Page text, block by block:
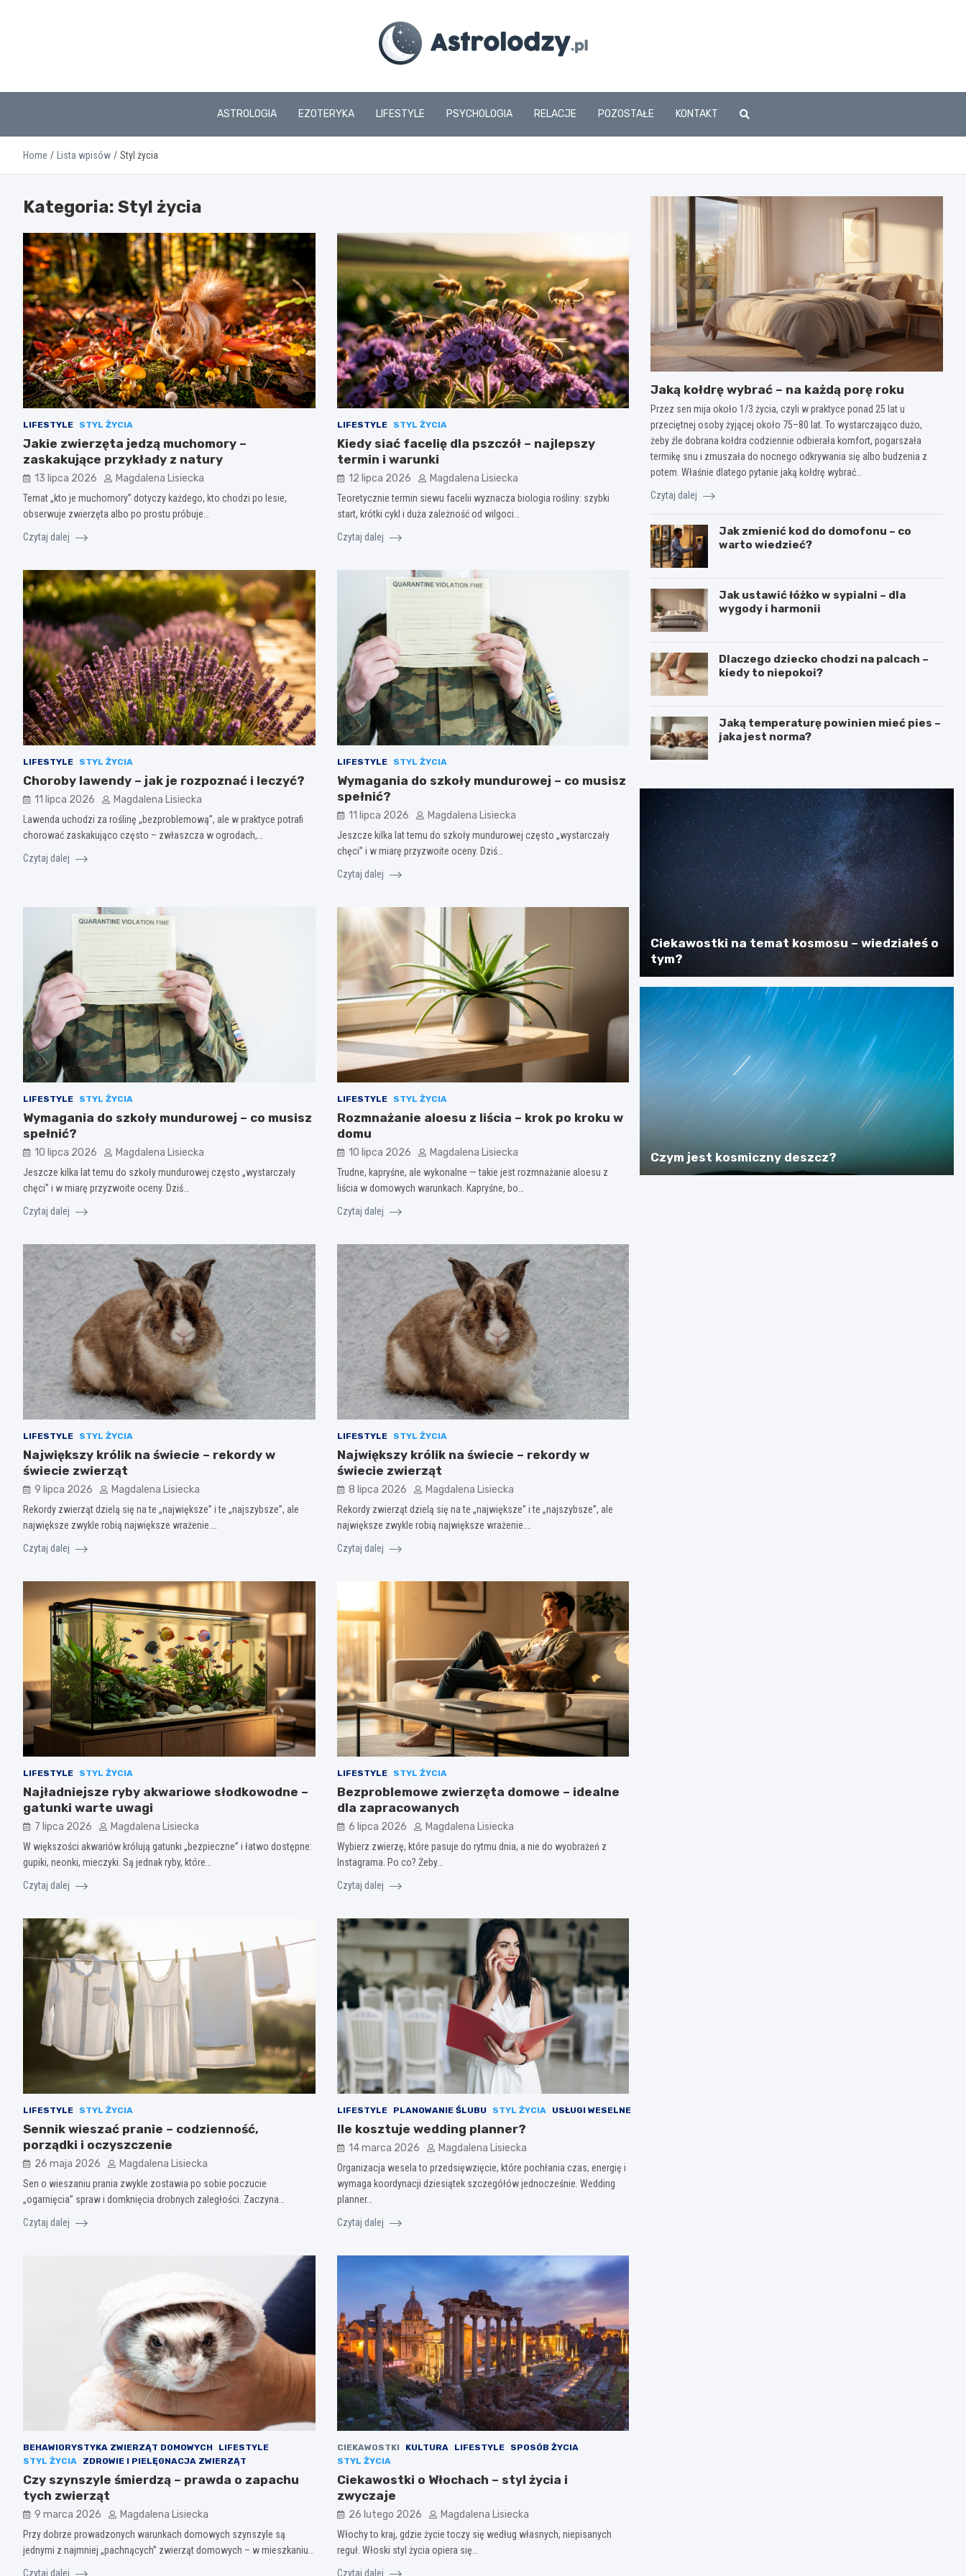
www.astrolodzy.pl
ASTROLOGIA EZOTERYKA LIFESTYLE PSYCHOLOGIA RELACJE POZOSTAŁE KONTAKT
Home Lista wpisów Styl życia
Kategoria: Styl życia
LIFESTYLE STYL ŻYCIA
Jakie zwierzęta jedzą muchomory –
zaskakujące przykłady z natury
13 lipca 2026 Magdalena Lisiecka
Temat „kto je muchomory” dotyczy każdego, kto chodzi po lesie,
obserwuje zwierzęta albo po prostu próbuje…
Czytaj dalej
LIFESTYLE STYL ŻYCIA
Kiedy siać facelię dla pszczół – najlepszy
termin i warunki
12 lipca 2026 Magdalena Lisiecka
Teoretycznie termin siewu facelii wyznacza biologia rośliny: szybki
start, krótki cykl i duża zależność od wilgoci…
Czytaj dalej
LIFESTYLE STYL ŻYCIA
Choroby lawendy – jak je rozpoznać i leczyć?
11 lipca 2026 Magdalena Lisiecka
Lawenda uchodzi za roślinę „bezproblemową”, ale w praktyce potrafi
chorować zaskakująco często – zwłaszcza w ogrodach,…
Czytaj dalej
LIFESTYLE STYL ŻYCIA
Wymagania do szkoły mundurowej – co musisz
spełnić?
11 lipca 2026 Magdalena Lisiecka
Jeszcze kilka lat temu do szkoły mundurowej często „wystarczały
chęci” i w miarę przyzwoite oceny. Dziś…
Czytaj dalej
LIFESTYLE STYL ŻYCIA
Wymagania do szkoły mundurowej – co musisz
spełnić?
10 lipca 2026 Magdalena Lisiecka
Jeszcze kilka lat temu do szkoły mundurowej często „wystarczały
chęci” i w miarę przyzwoite oceny. Dziś…
Czytaj dalej
LIFESTYLE STYL ŻYCIA
Rozmnażanie aloesu z liścia – krok po kroku w
domu
10 lipca 2026 Magdalena Lisiecka
Trudne, kapryśne, ale wykonalne — takie jest rozmnażanie aloesu z
liścia w domowych warunkach. Kapryśne, bo…
Czytaj dalej
LIFESTYLE STYL ŻYCIA
Największy królik na świecie – rekordy w
świecie zwierząt
9 lipca 2026 Magdalena Lisiecka
Rekordy zwierząt dzielą się na te „największe” i te „najszybsze”, ale
największe zwykle robią największe wrażenie.…
Czytaj dalej
LIFESTYLE STYL ŻYCIA
Największy królik na świecie – rekordy w
świecie zwierząt
8 lipca 2026 Magdalena Lisiecka
Rekordy zwierząt dzielą się na te „największe” i te „najszybsze”, ale
największe zwykle robią największe wrażenie.…
Czytaj dalej
LIFESTYLE STYL ŻYCIA
Najładniejsze ryby akwariowe słodkowodne –
gatunki warte uwagi
7 lipca 2026 Magdalena Lisiecka
W większości akwariów królują gatunki „bezpieczne” i łatwo dostępne:
gupiki, neonki, mieczyki. Są jednak ryby, które…
Czytaj dalej
LIFESTYLE STYL ŻYCIA
Bezproblemowe zwierzęta domowe – idealne
dla zapracowanych
6 lipca 2026 Magdalena Lisiecka
Wybierz zwierzę, które pasuje do rytmu dnia, a nie do wyobrażeń z
Instagrama. Po co? Żeby…
Czytaj dalej
LIFESTYLE STYL ŻYCIA
Sennik wieszać pranie – codzienność,
porządki i oczyszczenie
26 maja 2026 Magdalena Lisiecka
Sen o wieszaniu prania zwykle zostawia po sobie poczucie
„ogarnięcia” spraw i domknięcia drobnych zaległości. Zaczyna…
Czytaj dalej
LIFESTYLE PLANOWANIE ŚLUBU STYL ŻYCIA USŁUGI WESELNE
Ile kosztuje wedding planner?
14 marca 2026 Magdalena Lisiecka
Organizacja wesela to przedsięwzięcie, które pochłania czas, energię i
wymaga koordynacji dziesiątek szczegółów jednocześnie. Wedding
planner…
Czytaj dalej
BEHAWIORYSTYKA ZWIERZĄT DOMOWYCH
LIFESTYLE
STYL ŻYCIA
ZDROWIE I PIELĘGNACJA ZWIERZĄT
Czy szynszyle śmierdzą – prawda o zapachu
tych zwierząt
9 marca 2026 Magdalena Lisiecka
Przy dobrze prowadzonych warunkach domowych szynszyle są
jednymi z najmniej „pachnących” zwierząt domowych – w mieszkaniu…
Czytaj dalej
CIEKAWOSTKI KULTURA LIFESTYLE
SPOSÓB ŻYCIA
STYL ŻYCIA
Ciekawostki o Włochach – styl życia i
zwyczaje
26 lutego 2026 Magdalena Lisiecka
Włochy to kraj, gdzie życie toczy się według własnych, niepisanych
reguł. Włoski styl życia opiera się…
Czytaj dalej
Jaką kołdrę wybrać – na każdą porę roku
Przez sen mija około 1/3 życia, czyli w praktyce ponad 25 lat u
przeciętnej osoby żyjącej około 75–80 lat. To wystarczająco dużo,
żeby źle dobrana kołdra codziennie odbierała komfort, pogarszała
termikę snu i zmuszała do nocnego odkrywania się albo budzenia z
potem. Właśnie dlatego pytanie jaką kołdrę wybrać…
Czytaj dalej
Jak zmienić kod do domofonu – co
warto wiedzieć?
Jak ustawić łóżko w sypialni – dla
wygody i harmonii
Dlaczego dziecko chodzi na palcach –
kiedy to niepokoi?
Jaką temperaturę powinien mieć pies –
jaka jest norma?
Ciekawostki na temat kosmosu – wiedziałeś o
tym?
Czym jest kosmiczny deszcz?